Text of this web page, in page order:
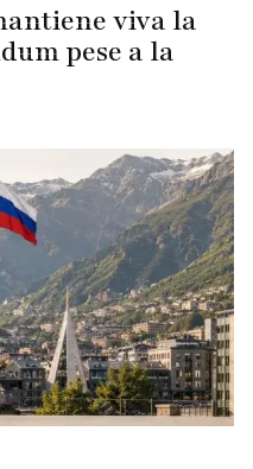
viva la
pese a la